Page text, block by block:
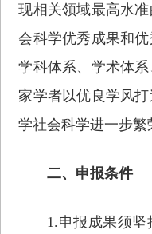
现相关领域最高水
会科学优秀成果和
学科体系、学术体
家学者以优良学风
学社会科学进一步繁
二、申报条件
1.申报成果须坚